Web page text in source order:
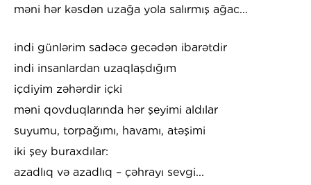
məni hər kəsdən uzağa yola salırmış ağac...
indi günlərim sadəcə gecədən ibarətdir
indi insanlardan uzaqlaşdığım
içdiyim zəhərdir içki
məni qovduqlarında hər şeyimi aldılar
suyumu, torpağımı, havamı, atəşimi
iki şey buraxdılar:
azadlıq və azadlıq – çəhrayı sevgi...